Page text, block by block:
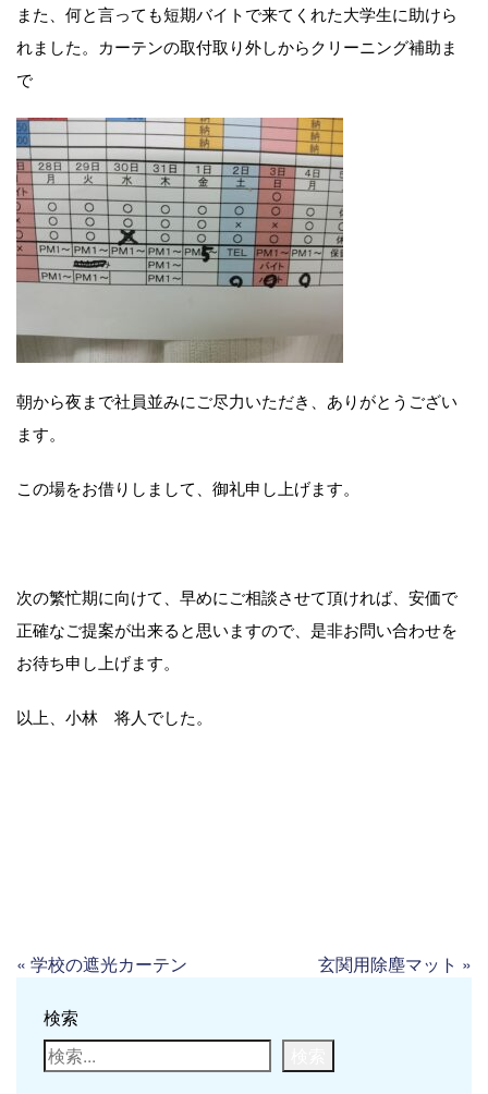
また、何と言っても短期バイトで来てくれた大学生に助けら
れました。カーテンの取付取り外しからクリーニング補助ま
で
朝から夜まで社員並みにご尽力いただき、ありがとうござい
ます。
この場をお借りしまして、御礼申し上げます。
次の繁忙期に向けて、早めにご相談させて頂ければ、安価で
正確なご提案が出来ると思いますので、是非お問い合わせを
お待ち申し上げます。
以上、小林 将人でした。
« 学校の遮光カーテン 玄関用除塵マット »
検索